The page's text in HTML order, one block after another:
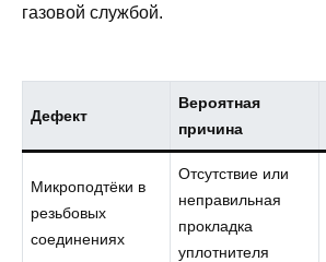
газовой службой.
Дефект
Вероятная
причина
Микроподтёки в
резьбовых
соединениях
Отсутствие или
неправильная
прокладка
уплотнителя